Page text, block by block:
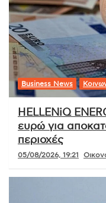
Business News
HELLENiQ
ευρώ για
περιοχές
05/08/2026, 19:21